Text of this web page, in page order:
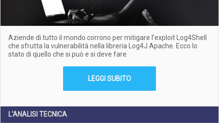
Aziende di tutto il mondo corrono per mitigare l'exploit Log4Shell
che sfrutta la vulnerabilità nella libreria Log4J Apache. Ecco lo
stato di quello che si può e si deve fare
LEGGI SUBITO
L'ANALISI TECNICA